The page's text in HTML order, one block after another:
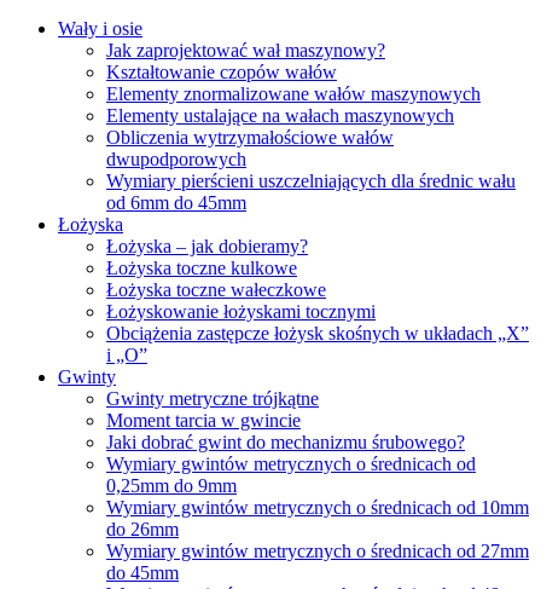
Wały i osie
Jak zaprojektować wał maszynowy?
Kształtowanie czopów wałów
Elementy znormalizowane wałów maszynowych
Elementy ustalające na wałach maszynowych
Obliczenia wytrzymałościowe wałów
dwupodporowych
Wymiary pierścieni uszczelniających dla średnic wału
od 6mm do 45mm
Łożyska
Łożyska – jak dobieramy?
Łożyska toczne kulkowe
Łożyska toczne wałeczkowe
Łożyskowanie łożyskami tocznymi
Obciążenia zastępcze łożysk skośnych w układach „X”
i „O”
Gwinty
Gwinty metryczne trójkątne
Moment tarcia w gwincie
Jaki dobrać gwint do mechanizmu śrubowego?
Wymiary gwintów metrycznych o średnicach od
0,25mm do 9mm
Wymiary gwintów metrycznych o średnicach od 10mm
do 26mm
Wymiary gwintów metrycznych o średnicach od 27mm
do 45mm